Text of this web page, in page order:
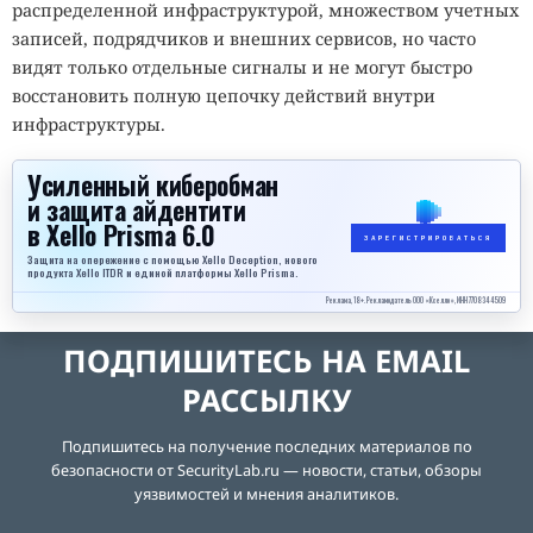
распределенной инфраструктурой, множеством учетных
записей, подрядчиков и внешних сервисов, но часто
видят только отдельные сигналы и не могут быстро
восстановить полную цепочку действий внутри
инфраструктуры.
Усиленный киберобман
и защита айдентити
в Xello Prisma 6.0
Защита на опережение с помощью Xello Deception, нового
продукта Xello ITDR и единой платформы Xello Prisma.
ЗАРЕГИСТРИРОВАТЬСЯ
Реклама, 18+. Рекламодатель ООО «Кселло», ИНН 7708344509
ПОДПИШИТЕСЬ НА EMAIL
РАССЫЛКУ
Подпишитесь на получение последних материалов по
безопасности от SecurityLab.ru — новости, статьи, обзоры
уязвимостей и мнения аналитиков.